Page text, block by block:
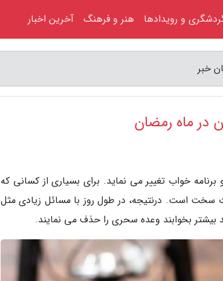
خواب تغییر می نماید. برای بسیاری از کسانی که
سخت است. درنتیجه، در طول روز با مسائل زیادی مثل
بیشتر بخوابند وعده سحری را حذف می نمایند.
و رویدادها هنر و فرهنگ آخرین اخبار